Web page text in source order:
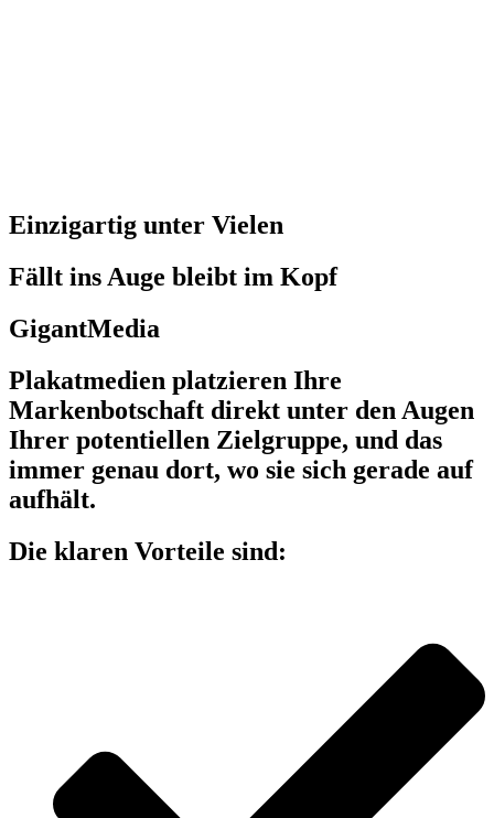
Einzigartig unter Vielen
Fällt ins Auge bleibt im Kopf
GigantMedia
Plakatmedien platzieren Ihre
Markenbotschaft direkt unter den Augen
Ihrer potentiellen Zielgruppe, und das
immer genau dort, wo sie sich gerade auf
aufhält.
Die klaren Vorteile sind: